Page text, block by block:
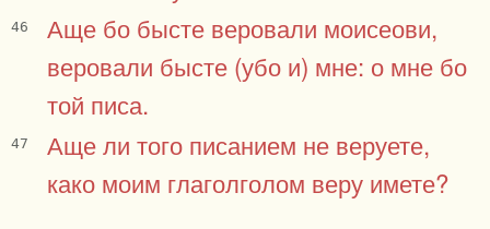
46
Аще бо бысте веровали моисеови,
веровали бысте (убо и) мне: о мне бо
той писа.
47
Аще ли того писанием не веруете,
како моим глаголголом веру имете?